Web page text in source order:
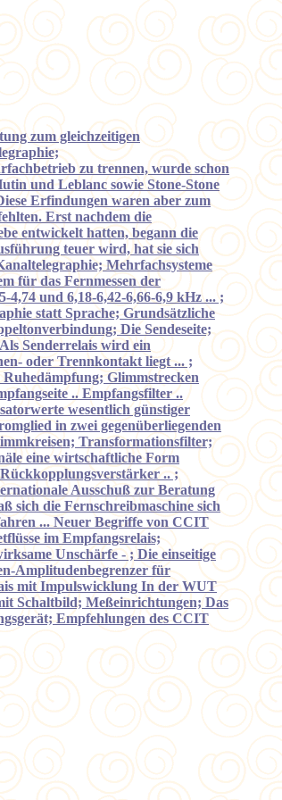
zum gleichzeitigen
zu trennen, wurde schon
und Leblanc sowie Stone-Stone
Erfindungen waren aber zum
Erst nachdem die
entwickelt hatten, begann die
teuer wird, hat sie sich
Mehrfachsysteme
für das Fernmessen der
und 6,18-6,42-6,66-6,9 kHz ... ;
statt Sprache; Grundsätzliche
Die Sendeseite;
Senderrelais wird ein
oder Trennkontakt liegt ... ;
Glimmstrecken
.. Empfangsfilter ..
wesentlich günstiger
in zwei gegenüberliegenden
Transformationsfilter;
eine wirtschaftliche Form
.. ;
Ausschuß zur Beratung
sich die Fernschreibmaschine sich
... Neuer Begriffe von CCIT
im Empfangsrelais;
Unschärfe - ; Die einseitige
Amplitudenbegrenzer für
mit Impulswicklung In der WUT
Schaltbild; Meßeinrichtungen; Das
Empfehlungen des CCIT